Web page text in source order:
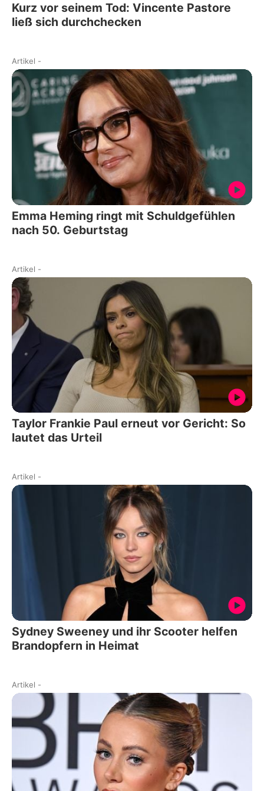
Kurz vor seinem Tod: Vincente Pastore
ließ sich durchchecken
Artikel -
Emma Heming ringt mit Schuldgefühlen
nach 50. Geburtstag
Artikel -
Taylor Frankie Paul erneut vor Gericht: So
lautet das Urteil
Artikel -
Sydney Sweeney und ihr Scooter helfen
Brandopfern in Heimat
Artikel -